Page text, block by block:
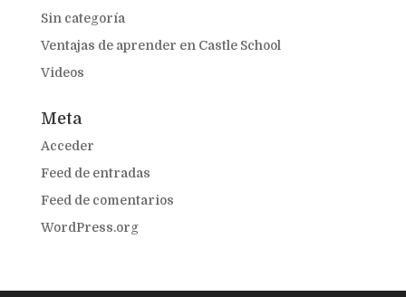
Sin categoría
Ventajas de aprender en Castle School
Videos
Meta
Acceder
Feed de entradas
Feed de comentarios
WordPress.org